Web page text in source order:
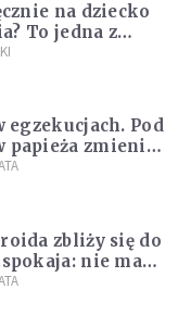
na dziecko
To jedna z
"Rozwój
egzekucjach. Pod
papieża zmienił
zbliży się do
nie ma